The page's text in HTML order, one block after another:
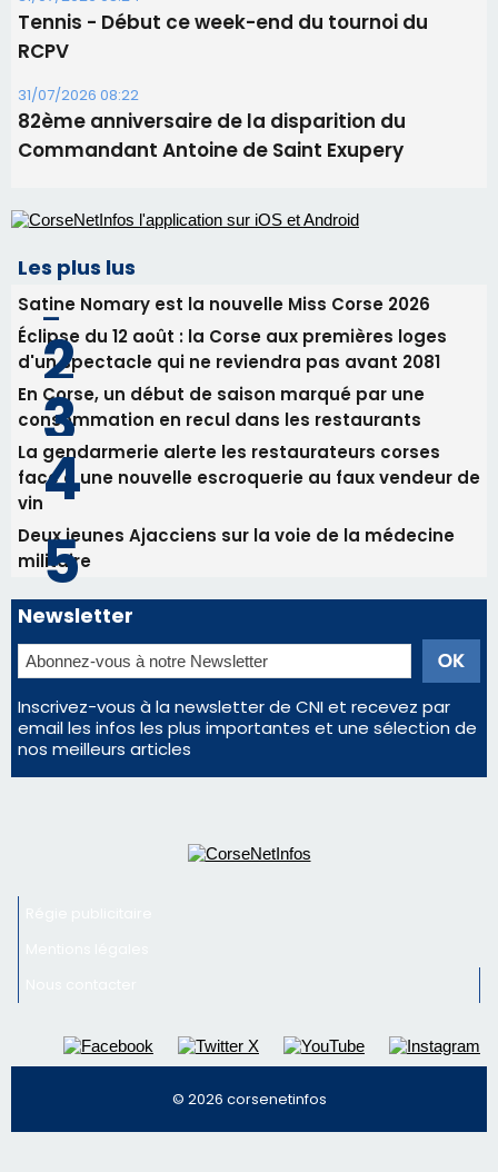
Les plus lus
Satine Nomary est la nouvelle Miss Corse 2026
d'un spectacle qui ne reviendra pas avant 2081
En Corse, un début de saison marqué par une
consommation en recul dans les restaurants
face à une nouvelle escroquerie au faux vendeur de
Deux jeunes Ajacciens sur la voie de la médecine
militaire
Newsletter
Inscrivez-vous à la newsletter de CNI et recevez par
email les infos les plus importantes et une sélection de
nos meilleurs articles
Régie publicitaire
Nous contacter
© 2026 corsenetinfos